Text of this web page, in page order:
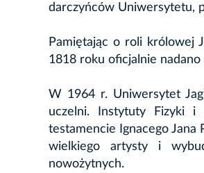
darczyńców Uniwersytetu,
Pamiętając o roli królowej
1818 roku oficjalnie
W 1964 r. Uniwersytet
uczelni. Instytuty Fizyki i
testamencie Ignacego Jana
wielkiego artysty i
nowożytnych.